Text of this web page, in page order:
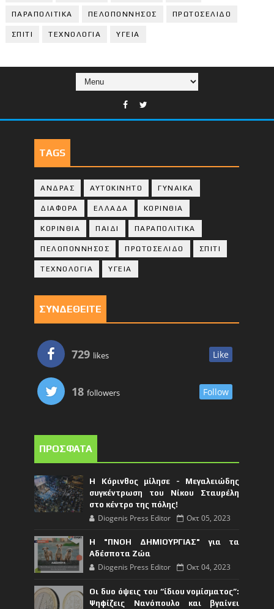
ΠΑΡΑΠΟΛΙΤΙΚΑ ΠΕΛΟΠΟΝΝΗΣΟΣ ΠΡΩΤΟΣΕΛΙΔΟ
ΣΠΙΤΙ ΤΕΧΝΟΛΟΓΙΑ ΥΓΕΙΑ
TAGS
ΑΝΔΡΑΣ ΑΥΤΟΚΙΝΗΤΟ ΓΥΝΑΙΚΑ
ΔΙΑΦΟΡΑ ΕΛΛΑΔΑ ΚΟΡΙΝΘΙΑ
ΚΟΡΙΝΘΙA ΠΑΙΔΙ ΠΑΡΑΠΟΛΙΤΙΚΑ
ΠΕΛΟΠΟΝΝΗΣΟΣ ΠΡΩΤΟΣΕΛΙΔΟ ΣΠΙΤΙ
ΤΕΧΝΟΛΟΓΙΑ ΥΓΕΙΑ
ΣΥΝΔΕΘΕΙΤΕ
729 likes Like
18 followers Follow
ΠΡΟΣΦΑΤΑ
Η Κόρινθος μίλησε - Μεγαλειώδης
συγκέντρωση του Νίκου Σταυρέλη
στο κέντρο της πόλης!
Diogenis Press Editor Οκτ 05, 2023
Η "ΠΝΟΗ ΔΗΜΙΟΥΡΓΙΑΣ" για τα
Αδέσποτα Ζώα
Diogenis Press Editor Οκτ 04, 2023
Οι δυο όψεις του “ίδιου νομίσματος”:
Ψηφίζεις Νανόπουλο και βγαίνει